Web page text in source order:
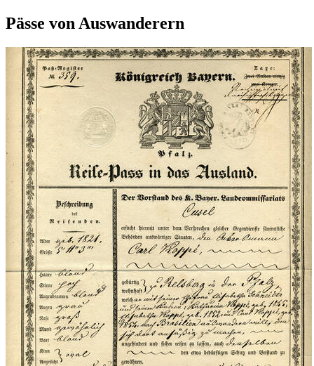
Pässe von Auswanderern